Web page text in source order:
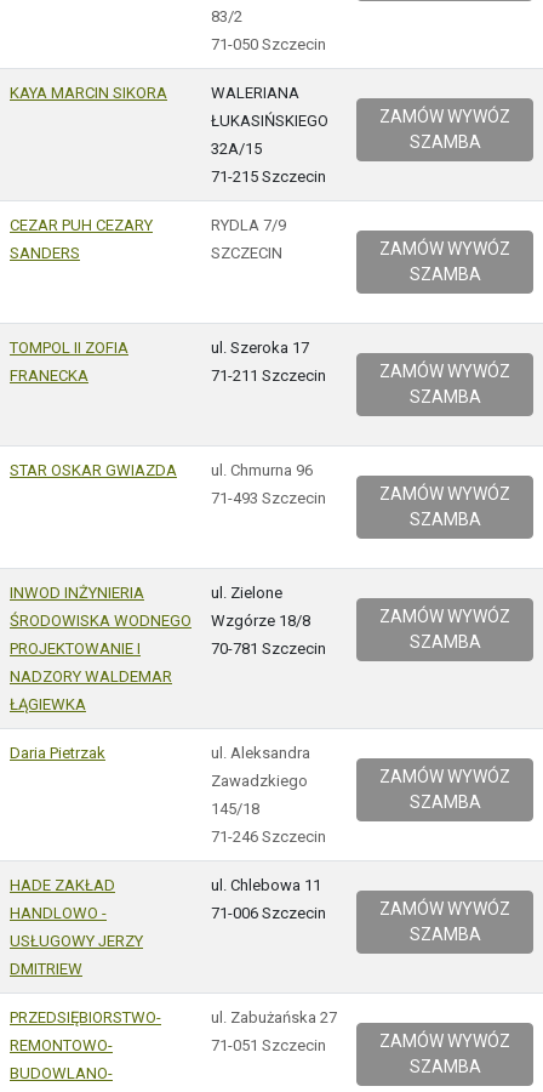
83/2
71-050 Szczecin
KAYA MARCIN SIKORA
WALERIANA
ŁUKASIŃSKIEGO
32A/15
71-215 Szczecin
ZAMÓW WYWÓZ
SZAMBA
CEZAR PUH CEZARY
SANDERS
RYDLA 7/9
SZCZECIN
ZAMÓW WYWÓZ
SZAMBA
TOMPOL II ZOFIA
FRANECKA
ul. Szeroka 17
71-211 Szczecin
ZAMÓW WYWÓZ
SZAMBA
STAR OSKAR GWIAZDA
ul. Chmurna 96
71-493 Szczecin
ZAMÓW WYWÓZ
SZAMBA
INWOD INŻYNIERIA
ŚRODOWISKA WODNEGO
PROJEKTOWANIE I
NADZORY WALDEMAR
ŁĄGIEWKA
ul. Zielone
Wzgórze 18/8
70-781 Szczecin
ZAMÓW WYWÓZ
SZAMBA
Daria Pietrzak
ul. Aleksandra
Zawadzkiego
145/18
71-246 Szczecin
ZAMÓW WYWÓZ
SZAMBA
HADE ZAKŁAD
HANDLOWO -
USŁUGOWY JERZY
DMITRIEW
ul. Chlebowa 11
71-006 Szczecin
ZAMÓW WYWÓZ
SZAMBA
PRZEDSIĘBIORSTWO-
REMONTOWO-
BUDOWLANO-
ul. Zabużańska 27
71-051 Szczecin
ZAMÓW WYWÓZ
SZAMBA